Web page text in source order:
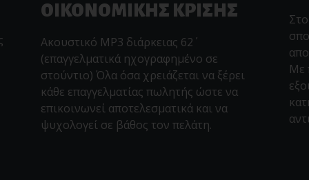
ΟΙΚΟΝΟΜΙΚΗΣ ΚΡΙΣΗΣ
Ακουστικό MP3 διάρκειας 62΄
(επαγγελματικά ηχογραφημένο σε
στούντιο) Όλα όσα χρειάζεται να ξέρει
κάθε επαγγελματίας πωλητής ώστε να
επικοινωνεί αποτελεσματικά και να
ψυχολογεί σε βάθος τον πελάτη.
Με